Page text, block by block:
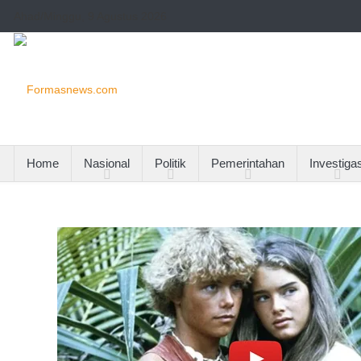
Home Nasional Politik Pemerintahan